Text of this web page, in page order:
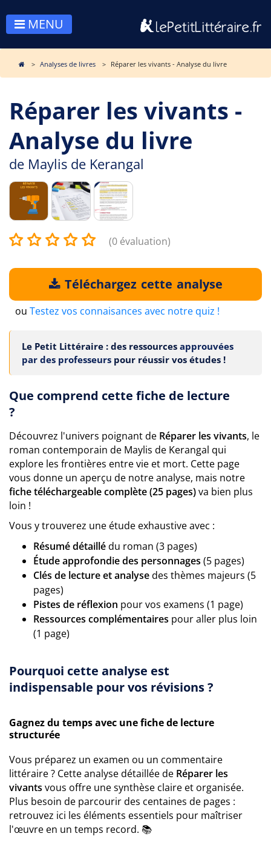
MENU
Analyses de livres Réparer les vivants - Analyse du livre
Réparer les vivants -
Analyse du livre
de Maylis de Kerangal
(0 évaluation)
Téléchargez cette analyse
ou Testez vos connaisances avec notre quiz !
Le Petit Littéraire : des ressources approuvées
par des professeurs pour réussir vos études !
Que comprend cette fiche de lecture
?
Découvrez l'univers poignant de Réparer les vivants, le
roman contemporain de Maylis de Kerangal qui
explore les frontières entre vie et mort. Cette page
vous donne un aperçu de notre analyse, mais notre
fiche téléchargeable complète (25 pages)va bien plus
loin !
Vous y trouverez une étude exhaustive avec :
Résumé détaillédu roman (3 pages)
Étude approfondie des personnages (5 pages)
Clés de lecture et analysedes thèmes majeurs (5
pages)
Pistes de réflexion pour vos examens (1 page)
Ressources complémentaires pour aller plus loin
(1 page)
Pourquoi cette analyse est
indispensable pour vos révisions ?
Gagnez du temps avec une fiche de lecture
structurée
Vous préparez un examen ou un commentaire
littéraire ? Cette analyse détaillée de Réparer les
vivants vous offre une synthèse claire et organisée.
Plus besoin de parcourir des centaines de pages :
retrouvez ici les éléments essentiels pour maîtriser
l'œuvre en un temps record. 📚